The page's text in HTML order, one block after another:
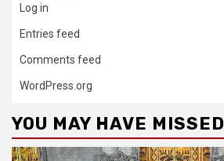
Log in
Entries feed
Comments feed
WordPress.org
YOU MAY HAVE MISSED